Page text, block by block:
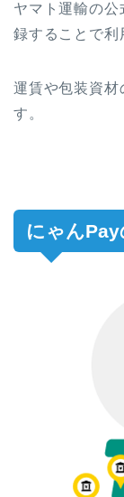
ヤマト運輸の公
録することで利
運賃や包装資材
す。
にゃん